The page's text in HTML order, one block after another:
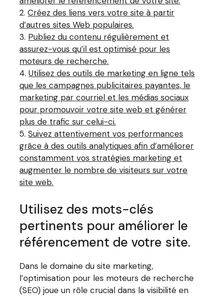
Créez des liens vers votre site à partir
d’autres sites Web populaires.
Publiez du contenu régulièrement et
assurez-vous qu’il est optimisé pour les
moteurs de recherche.
Utilisez des outils de marketing en ligne tels
que les campagnes publicitaires payantes, le
marketing par courriel et les médias sociaux
pour promouvoir votre site web et générer
plus de trafic sur celui-ci.
Suivez attentivement vos performances
grâce à des outils analytiques afin d’améliorer
constamment vos stratégies marketing et
augmenter le nombre de visiteurs sur votre
site web.
Utilisez des mots-clés
pertinents pour améliorer le
référencement de votre site.
Dans le domaine du site marketing,
l’optimisation pour les moteurs de recherche
(SEO) joue un rôle crucial dans la visibilité en